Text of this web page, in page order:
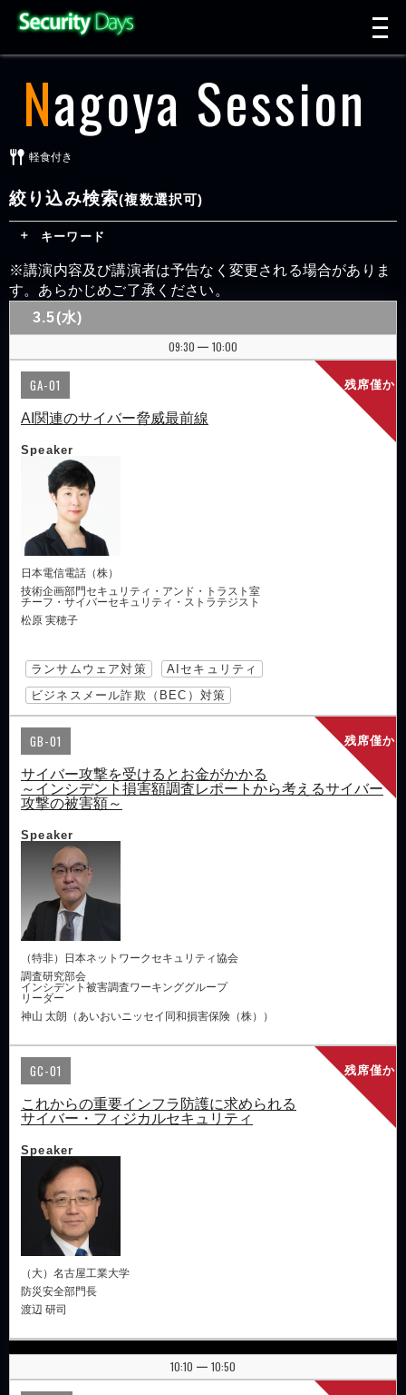
Nagoya Session
軽食付き
絞り込み検索(複数選択可)
キーワード
※講演内容及び講演者は予告なく変更される場合がありま
す。あらかじめご了承ください。
3.5(水)
09:30
| 10:00
残席僅か
GA-01
AI関連のサイバー脅威最前線
Speaker
日本電信電話（株）
技術企画部門セキュリティ・アンド・トラスト室
チーフ・サイバーセキュリティ・ストラテジスト
松原 実穂子
ランサムウェア対策
AIセキュリティ
ビジネスメール詐欺（BEC）対策
残席僅か
GB-01
サイバー攻撃を受けるとお金がかかる
～インシデント損害額調査レポートから考えるサイバー
攻撃の被害額～
Speaker
（特非）日本ネットワークセキュリティ協会
調査研究部会
インシデント被害調査ワーキンググループ
リーダー
神山 太朗（あいおいニッセイ同和損害保険（株））
残席僅か
GC-01
これからの重要インフラ防護に求められる
サイバー・フィジカルセキュリティ
Speaker
（大）名古屋工業大学
防災安全部門長
渡辺 研司
10:10 | 10:50